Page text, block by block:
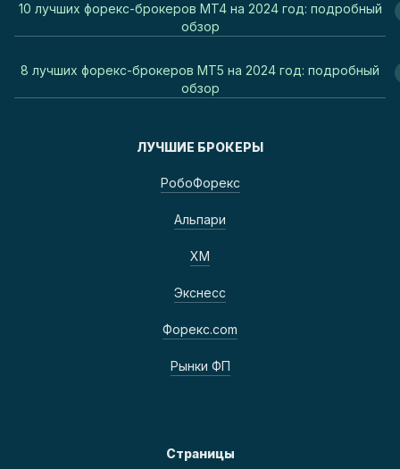
10 лучших форекс-брокеров MT4 на 2024 год: подробный
обзор
8 лучших форекс-брокеров MT5 на 2024 год: подробный
обзор
ЛУЧШИЕ БРОКЕРЫ
РобоФорекс
Альпари
ХМ
Экснесс
Форекс.com
Рынки ФП
Страницы